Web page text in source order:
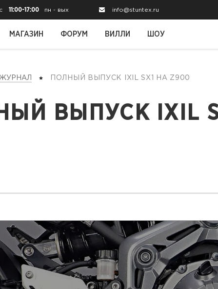
11:00-17:00 пн - вых info@stuntex.ru
МАГАЗИН ФОРУМ ВИЛЛИ ШОУ
ЖУРНАЛ ПОЛНЫЙ ВЫПУСК IXIL SX1 НА Z900
ВЫПУСК IXIL